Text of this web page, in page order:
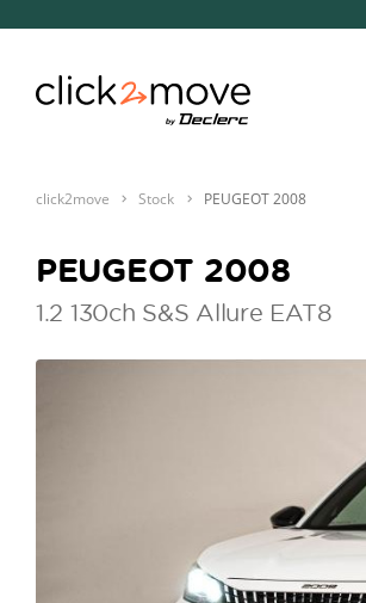
click2move Stock PEUGEOT 2008
PEUGEOT 2008
1.2 130ch S&S Allure EAT8